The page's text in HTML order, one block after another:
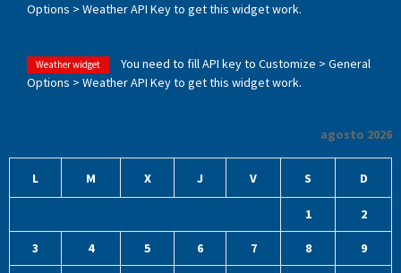
Options > Weather API Key to get this widget work.
Weather widget
You need to fill API key to Customize > General
Options > Weather API Key to get this widget work.
agosto 2026
L M X J V S D
1 2
3 4 5 6 7 8 9